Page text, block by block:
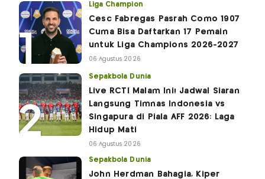
Liga Champion
Cesc Fabregas Pasrah Como 1907
Cuma Bisa Daftarkan 17 Pemain
untuk Liga Champions 2026-2027
06 Agustus 2026
Sepakbola Dunia
Live RCTI Malam Ini! Jadwal Siaran
Langsung Timnas Indonesia vs
Singapura di Piala AFF 2026: Laga
Hidup Mati
06 Agustus 2026
Sepakbola Dunia
John Herdman Bahagia, Kiper